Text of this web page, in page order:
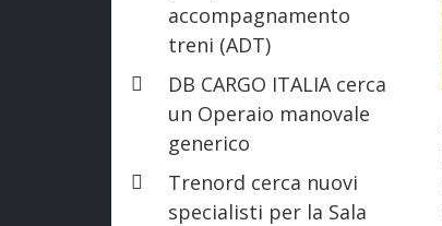
accompagnamento
treni (ADT)
DB CARGO ITALIA cerca
un Operaio manovale
generico
Trenord cerca nuovi
specialisti per la Sala